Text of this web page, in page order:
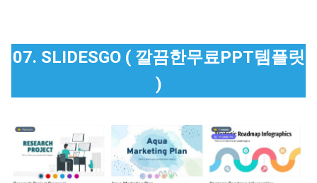
07. SLIDESGO ( 깔끔한무료PPT템플릿
)